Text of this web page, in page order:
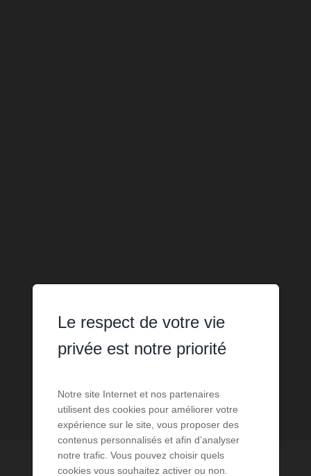
Le respect de votre vie
privée est notre priorité
Notre site Internet et nos partenaires
utilisent des cookies pour améliorer votre
expérience sur le site, vous proposer des
contenus personnalisés et afin d’analyser
notre trafic. Vous pouvez choisir quels
cookies vous souhaitez activer ou non.